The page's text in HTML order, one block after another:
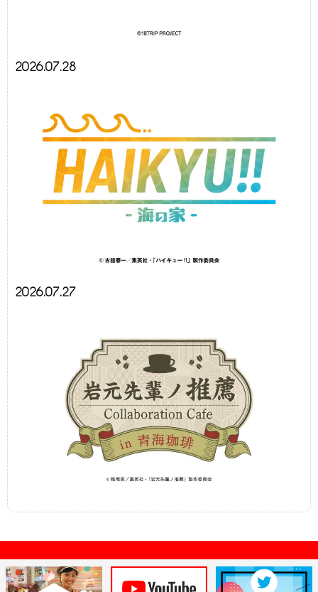
2026.07.28
2026.07.27